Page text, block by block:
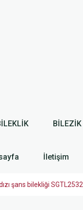
BİLEZİK
İletişim
şans bilekliği SGTL2532